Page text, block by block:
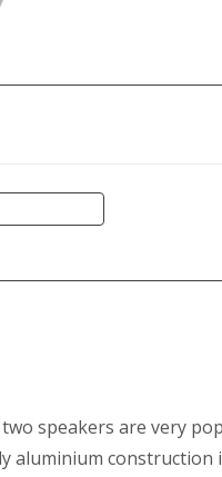
two speakers are very
aluminium construction